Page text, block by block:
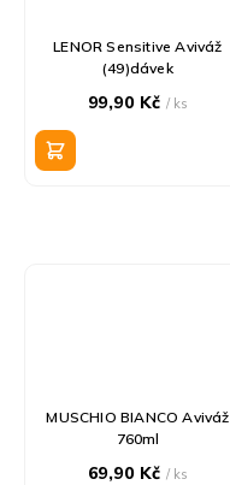
LENOR Sensitive Aviváž
(49)dávek
99,90 Kč/ ks
MUSCHIO BIANCO Aviváž
760ml
69,90 Kč/ ks